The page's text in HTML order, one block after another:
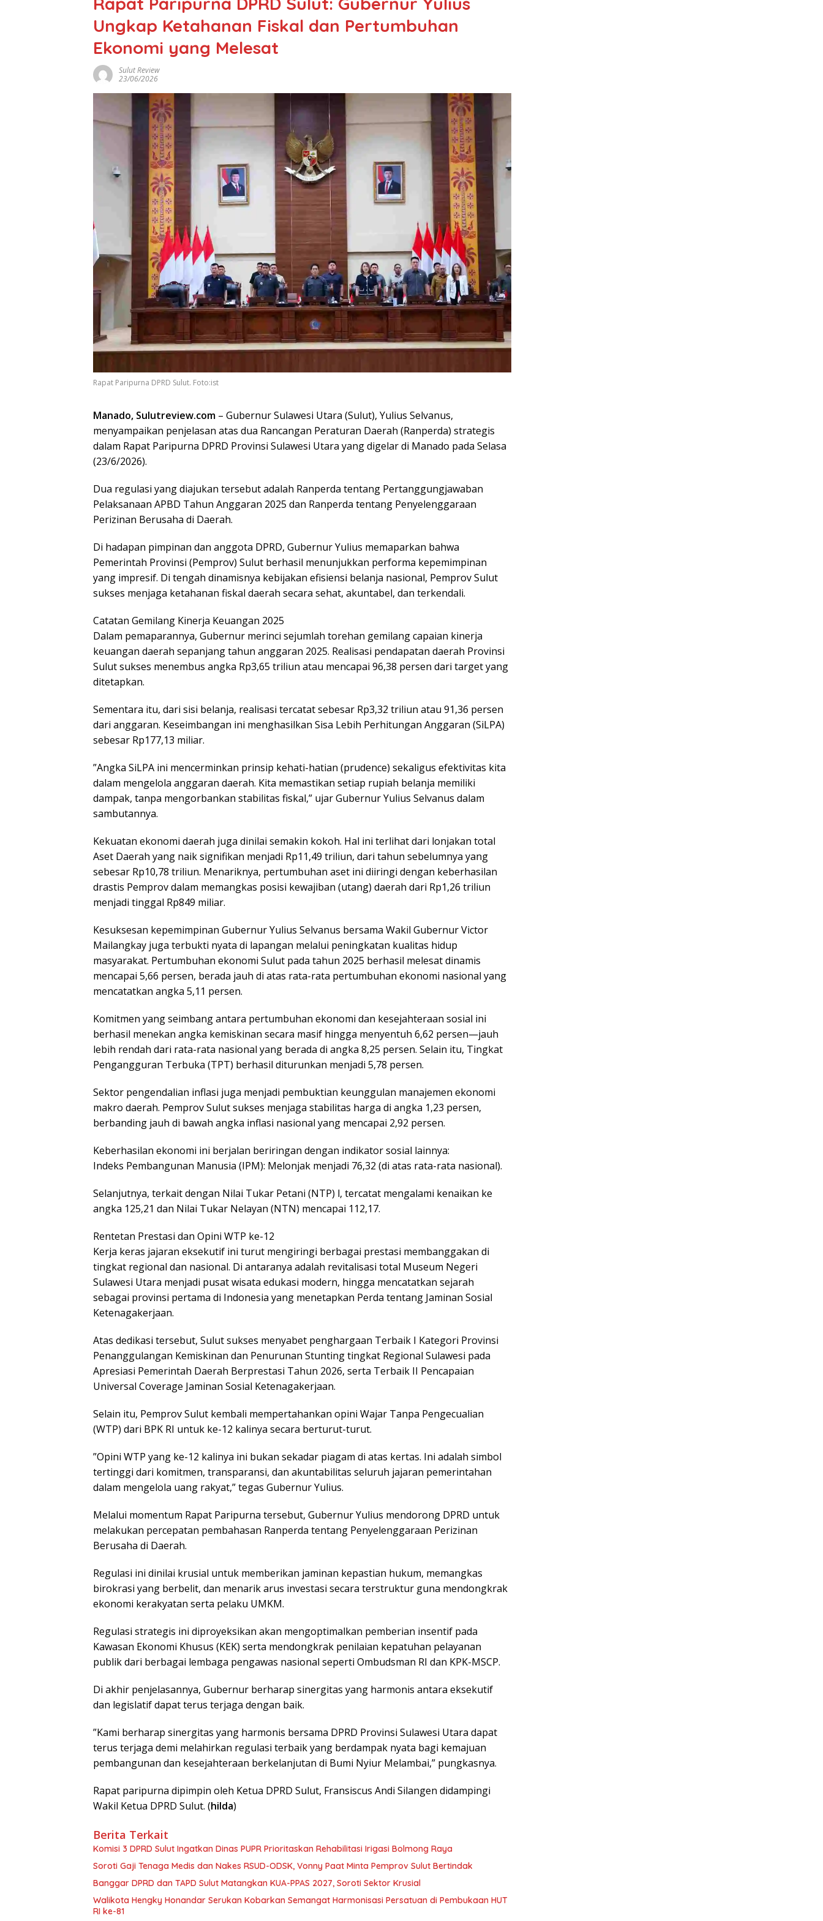
Ungkap Ketahanan Fiskal dan Pertumbuhan
Ekonomi yang Melesat
Sulut Review
23/06/2026
Rapat Paripurna DPRD Sulut. Foto:ist
Manado, Sulutreview.com – Gubernur Sulawesi Utara (Sulut), Yulius Selvanus,
menyampaikan penjelasan atas dua Rancangan Peraturan Daerah (Ranperda) strategis
dalam Rapat Paripurna DPRD Provinsi Sulawesi Utara yang digelar di Manado pada Selasa
(23/6/2026).
​Dua regulasi yang diajukan tersebut adalah Ranperda tentang Pertanggungjawaban
Pelaksanaan APBD Tahun Anggaran 2025 dan Ranperda tentang Penyelenggaraan
Perizinan Berusaha di Daerah.
​Di hadapan pimpinan dan anggota DPRD, Gubernur Yulius memaparkan bahwa
Pemerintah Provinsi (Pemprov) Sulut berhasil menunjukkan performa kepemimpinan
yang impresif. Di tengah dinamisnya kebijakan efisiensi belanja nasional, Pemprov Sulut
sukses menjaga ketahanan fiskal daerah secara sehat, akuntabel, dan terkendali.
​Catatan Gemilang Kinerja Keuangan 2025
​Dalam pemaparannya, Gubernur merinci sejumlah torehan gemilang capaian kinerja
keuangan daerah sepanjang tahun anggaran 2025. Realisasi pendapatan daerah Provinsi
Sulut sukses menembus angka Rp3,65 triliun atau mencapai 96,38 persen dari target yang
ditetapkan.
Sementara itu, dari sisi belanja, realisasi tercatat sebesar Rp3,32 triliun atau 91,36 persen
dari anggaran. Keseimbangan ini menghasilkan Sisa Lebih Perhitungan Anggaran (SiLPA)
sebesar Rp177,13 miliar.
​”Angka SiLPA ini mencerminkan prinsip kehati-hatian (prudence) sekaligus efektivitas kita
dalam mengelola anggaran daerah. Kita memastikan setiap rupiah belanja memiliki
dampak, tanpa mengorbankan stabilitas fiskal,” ujar Gubernur Yulius Selvanus dalam
sambutannya.
​Kekuatan ekonomi daerah juga dinilai semakin kokoh. Hal ini terlihat dari lonjakan total
Aset Daerah yang naik signifikan menjadi Rp11,49 triliun, dari tahun sebelumnya yang
sebesar Rp10,78 triliun. Menariknya, pertumbuhan aset ini diiringi dengan keberhasilan
drastis Pemprov dalam memangkas posisi kewajiban (utang) daerah dari Rp1,26 triliun
menjadi tinggal Rp849 miliar.
​Kesuksesan kepemimpinan Gubernur Yulius Selvanus bersama Wakil Gubernur Victor
Mailangkay juga terbukti nyata di lapangan melalui peningkatan kualitas hidup
masyarakat. Pertumbuhan ekonomi Sulut pada tahun 2025 berhasil melesat dinamis
mencapai 5,66 persen, berada jauh di atas rata-rata pertumbuhan ekonomi nasional yang
mencatatkan angka 5,11 persen.
​Komitmen yang seimbang antara pertumbuhan ekonomi dan kesejahteraan sosial ini
berhasil menekan angka kemiskinan secara masif hingga menyentuh 6,62 persen—jauh
lebih rendah dari rata-rata nasional yang berada di angka 8,25 persen. Selain itu, Tingkat
Pengangguran Terbuka (TPT) berhasil diturunkan menjadi 5,78 persen.
​Sektor pengendalian inflasi juga menjadi pembuktian keunggulan manajemen ekonomi
makro daerah. Pemprov Sulut sukses menjaga stabilitas harga di angka 1,23 persen,
berbanding jauh di bawah angka inflasi nasional yang mencapai 2,92 persen.
​Keberhasilan ekonomi ini berjalan beriringan dengan indikator sosial lainnya:
​Indeks Pembangunan Manusia (IPM): Melonjak menjadi 76,32 (di atas rata-rata nasional).
Selanjutnya, terkait dengan Nilai Tukar Petani (NTP) l, tercatat mengalami kenaikan ke
angka 125,21 dan Nilai Tukar Nelayan (NTN) mencapai 112,17.
​Rentetan Prestasi dan Opini WTP ke-12
​Kerja keras jajaran eksekutif ini turut mengiringi berbagai prestasi membanggakan di
tingkat regional dan nasional. Di antaranya adalah revitalisasi total Museum Negeri
Sulawesi Utara menjadi pusat wisata edukasi modern, hingga mencatatkan sejarah
sebagai provinsi pertama di Indonesia yang menetapkan Perda tentang Jaminan Sosial
Ketenagakerjaan.
​Atas dedikasi tersebut, Sulut sukses menyabet penghargaan Terbaik I Kategori Provinsi
Penanggulangan Kemiskinan dan Penurunan Stunting tingkat Regional Sulawesi pada
Apresiasi Pemerintah Daerah Berprestasi Tahun 2026, serta Terbaik II Pencapaian
Universal Coverage Jaminan Sosial Ketenagakerjaan.
​Selain itu, Pemprov Sulut kembali mempertahankan opini Wajar Tanpa Pengecualian
(WTP) dari BPK RI untuk ke-12 kalinya secara berturut-turut.
​”Opini WTP yang ke-12 kalinya ini bukan sekadar piagam di atas kertas. Ini adalah simbol
tertinggi dari komitmen, transparansi, dan akuntabilitas seluruh jajaran pemerintahan
dalam mengelola uang rakyat,” tegas Gubernur Yulius.
​Melalui momentum Rapat Paripurna tersebut, Gubernur Yulius mendorong DPRD untuk
melakukan percepatan pembahasan Ranperda tentang Penyelenggaraan Perizinan
Berusaha di Daerah.
Regulasi ini dinilai krusial untuk memberikan jaminan kepastian hukum, memangkas
birokrasi yang berbelit, dan menarik arus investasi secara terstruktur guna mendongkrak
ekonomi kerakyatan serta pelaku UMKM.
​Regulasi strategis ini diproyeksikan akan mengoptimalkan pemberian insentif pada
Kawasan Ekonomi Khusus (KEK) serta mendongkrak penilaian kepatuhan pelayanan
publik dari berbagai lembaga pengawas nasional seperti Ombudsman RI dan KPK-MSCP.
​Di akhir penjelasannya, Gubernur berharap sinergitas yang harmonis antara eksekutif
dan legislatif dapat terus terjaga dengan baik.
​”Kami berharap sinergitas yang harmonis bersama DPRD Provinsi Sulawesi Utara dapat
terus terjaga demi melahirkan regulasi terbaik yang berdampak nyata bagi kemajuan
pembangunan dan kesejahteraan berkelanjutan di Bumi Nyiur Melambai,” pungkasnya.
Rapat paripurna dipimpin oleh Ketua DPRD Sulut, Fransiscus Andi Silangen didampingi
Wakil Ketua DPRD Sulut. (hilda)
Berita Terkait
Komisi 3 DPRD Sulut Ingatkan Dinas PUPR Prioritaskan Rehabilitasi Irigasi Bolmong Raya
Soroti Gaji Tenaga Medis dan Nakes RSUD-ODSK, Vonny Paat Minta Pemprov Sulut Bertindak
Banggar DPRD dan TAPD Sulut Matangkan KUA-PPAS 2027, Soroti Sektor Krusial
Walikota Hengky Honandar Serukan Kobarkan Semangat Harmonisasi Persatuan di Pembukaan HUT
RI ke-81